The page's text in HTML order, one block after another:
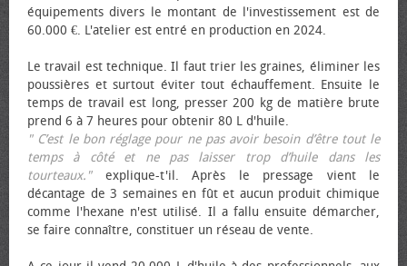
équipements divers le montant de l'investissement est de
60.000 €. L'atelier est entré en production en 2024.
Le travail est technique. Il faut trier les graines, éliminer les
poussières et surtout éviter tout échauffement. Ensuite le
temps de travail est long, presser 200 kg de matière brute
prend 6 à 7 heures pour obtenir 80 L d'huile.
" C’est le bon réglage pour ne pas avoir besoin d’être tout le
temps à côté et ne pas laisser trop d’huile dans les
tourteaux."explique-t'il. Après le pressage vient le
décantage de 3 semaines en fût et aucun produit chimique
comme l'hexane n'est utilisé. Il a fallu ensuite démarcher,
se faire connaître, constituer un réseau de vente.